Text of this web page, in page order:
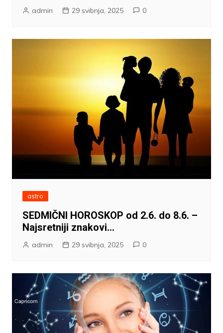
admin 29 svibnja, 2025 0
astro
SEDMIČNI HOROSKOP od 2.6. do 8.6. –
Najsretniji znakovi…
admin 29 svibnja, 2025 0